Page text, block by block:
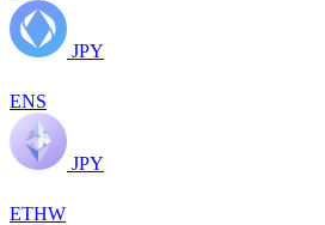
JPY
ENS
JPY
ETHW